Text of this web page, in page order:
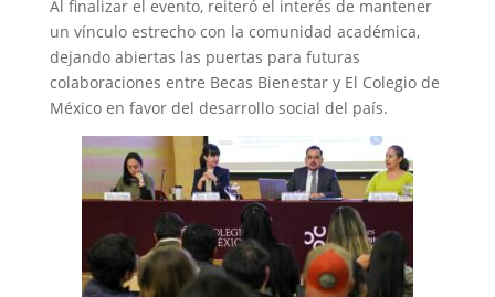
Al finalizar el evento, reiteró el interés de mantener
un vínculo estrecho con la comunidad académica,
dejando abiertas las puertas para futuras
colaboraciones entre Becas Bienestar y El Colegio de
México en favor del desarrollo social del país.